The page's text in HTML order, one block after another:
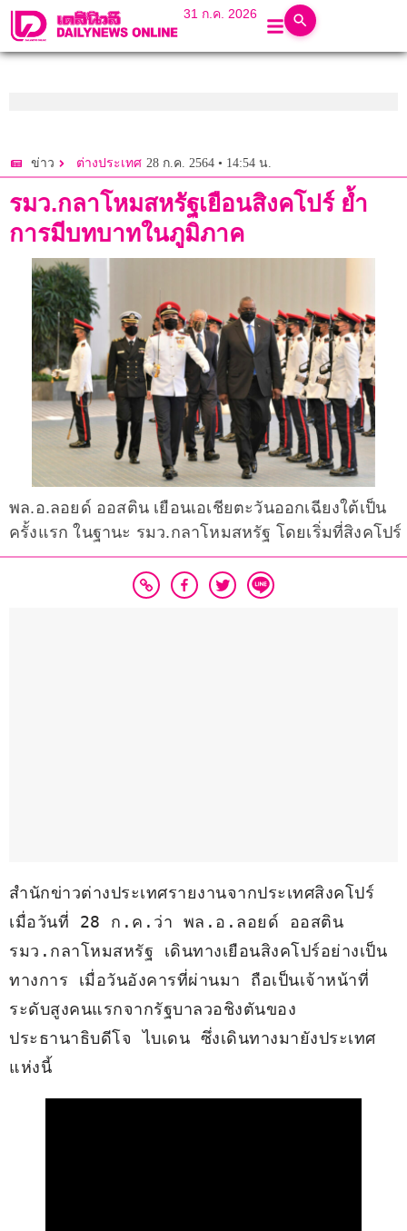
31 ก.ค. 2026
ข่าว ต่างประเทศ 28 ก.ค. 2564 • 14:54 น.
รมว.กลาโหมสหรัฐเยือนสิงคโปร์ ย้ำ
การมีบทบาทในภูมิภาค
พล.อ.ลอยด์ ออสติน เยือนเอเชียตะวันออกเฉียงใต้เป็น
ครั้งแรก ในฐานะ รมว.กลาโหมสหรัฐ โดยเริ่มที่สิงคโปร์
สำนักข่าวต่างประเทศรายงานจากประเทศสิงคโปร์
เมื่อวันที่ 28 ก.ค.ว่า พล.อ.ลอยด์ ออสติน
รมว.กลาโหมสหรัฐ เดินทางเยือนสิงคโปร์อย่างเป็น
ทางการ เมื่อวันอังคารที่ผ่านมา ถือเป็นเจ้าหน้าที่
ระดับสูงคนแรกจากรัฐบาลวอชิงตันของ
ประธานาธิบดีโจ ไบเดน ซึ่งเดินทางมายังประเทศ
แห่งนี้